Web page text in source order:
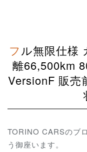
フル無限仕様 カスタマイズ多数 走行距
離66,500km
VersionF 販売
TORINO CARSのブ
う御座います。